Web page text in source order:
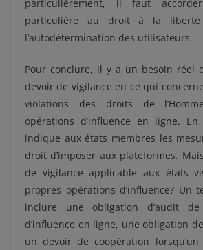
particulièrement, il faut
particulière au droit à la liberté
l’autodétermination des utilisateurs.
Pour conclure, il y a un besoin réel
devoir de vigilance en ce qui
violations des droits de
opérations d’influence en ligne.
indique aux états membres les
droit d’imposer aux plateformes.
de vigilance applicable aux états
propres opérations d’influence? Un
inclure une obligation d’audit
d’influence en ligne, une obligation
un devoir de coopération